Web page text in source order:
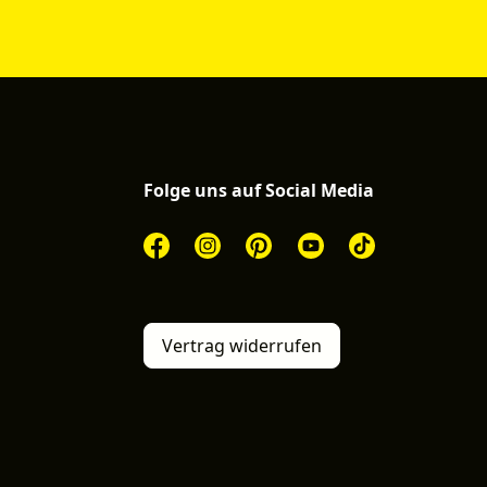
Folge uns auf Social Media
Vertrag widerrufen